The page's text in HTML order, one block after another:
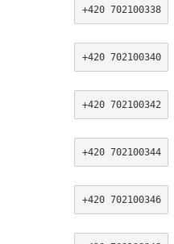
+420 702100338
+420 702100340
+420 702100342
+420 702100344
+420 702100346